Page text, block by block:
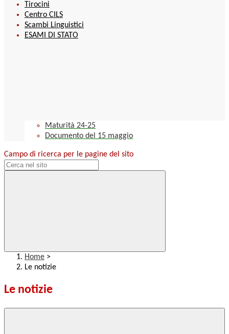
Tirocini
Centro CILS
Scambi Linguistici
ESAMI DI STATO
Maturità 24-25
Documento del 15 maggio
Campo di ricerca per le pagine del sito
Home >
Le notizie
Le notizie